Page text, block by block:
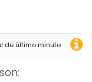
de último minuto